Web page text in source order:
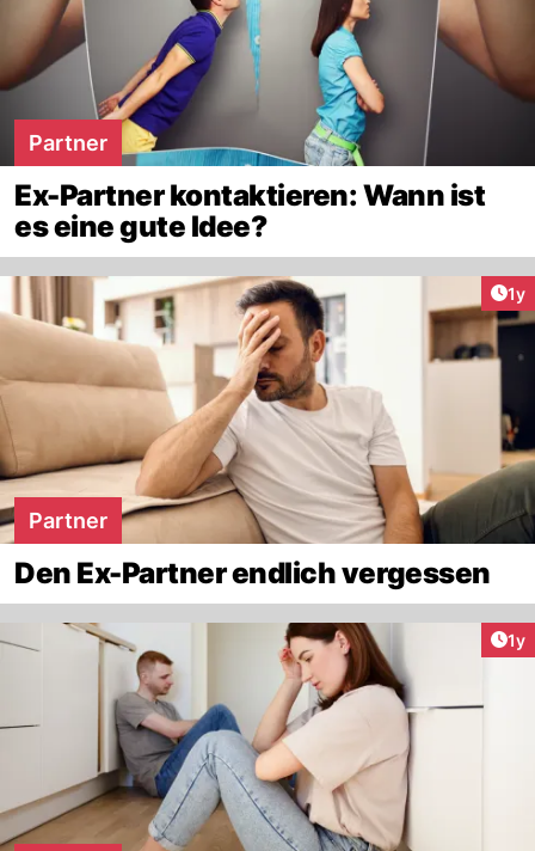
Partner
Ex-Partner kontaktieren: Wann ist
es eine gute Idee?
1y
Partner
Den Ex-Partner endlich vergessen
1y